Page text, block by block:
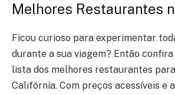
Melhores Restaurantes
Ficou curioso para experimentar
durante a sua viagem? Então
lista dos melhores restaurantes
Califórnia. Com preços acessíveis e